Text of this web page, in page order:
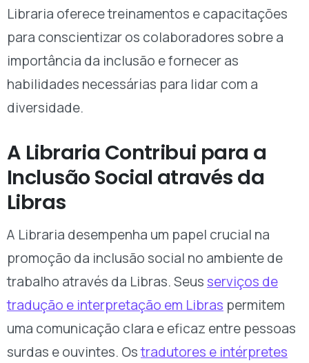
Libraria oferece treinamentos e capacitações
para conscientizar os colaboradores sobre a
importância da inclusão e fornecer as
habilidades necessárias para lidar com a
diversidade.
A Libraria Contribui para a
Inclusão Social através da
Libras
A Libraria desempenha um papel crucial na
promoção da inclusão social no ambiente de
trabalho através da Libras. Seus serviços de
tradução e interpretação em Libras permitem
uma comunicação clara e eficaz entre pessoas
surdas e ouvintes. Ostradutores e intérpretes